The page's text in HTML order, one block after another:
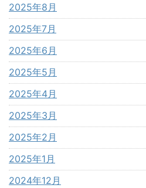
2025年8月
2025年7月
2025年6月
2025年5月
2025年4月
2025年3月
2025年2月
2025年1月
2024年12月